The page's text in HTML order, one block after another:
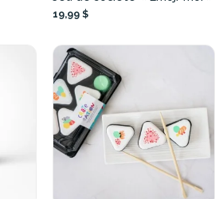
19,99 $